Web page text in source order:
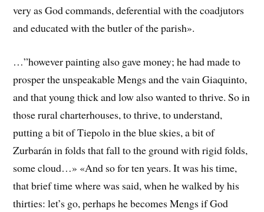
very as God commands, deferential with the coadjutors
and educated with the butler of the parish».
…”however painting also gave money; he had made to
prosper the unspeakable Mengs and the vain Giaquinto,
and that young thick and low also wanted to thrive. So in
those rural charterhouses, to thrive, to understand,
putting a bit of Tiepolo in the blue skies, a bit of
Zurbarán in folds that fall to the ground with rigid folds,
some cloud…» «And so for ten years. It was his time,
that brief time where was said, when he walked by his
thirties: let’s go, perhaps he becomes Mengs if God